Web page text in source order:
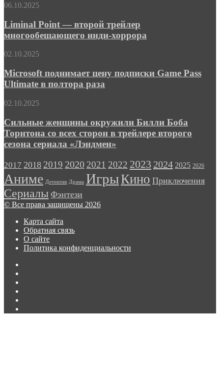
IMAX-
Liminal
—
второй
трейлер
инди-
06.10.2025
Liminal Point — второй трейлер
многообещающего инди-хоррора
Microsoft
цену
подписки
Game
Ultimate
полтора
раза
02.10.2025
Microsoft поднимает цену подписки Game Pass
Ultimate в полтора раза
Сильные
окружили
Билли
Боба
Торнтона
всех
сторон
в
трейлере
второго
сезона
сериала
«Лэндмен»
02.10.2025
Сильные женщины окружили Билли Боба
Торнтона со всех сторон в трейлере второго
сезона сериала «Лэндмен»
2017 2018 2019 2020 2021 2022 2023 2024 2025 2026
Аниме Детектив Драма ИгрыКино Приключения
Сериалы Фэнтези
© Все права защищены 2026
Карта сайта
Обратная связь
О сайте
Политика конфиденциальности